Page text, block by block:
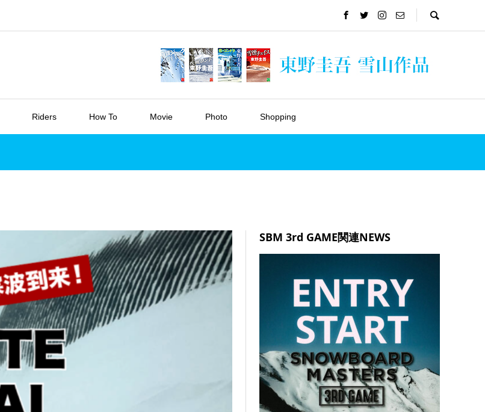
Riders How To Movie Photo Shopping
SBM 3rd GAME関連NEWS